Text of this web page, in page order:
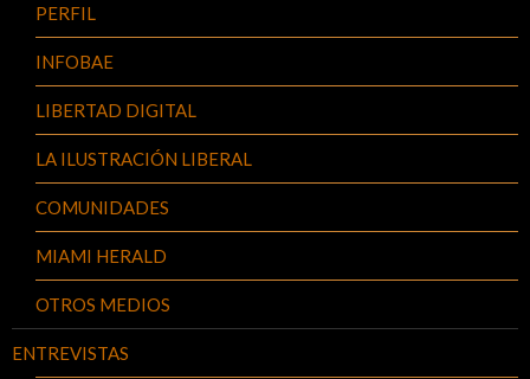
PERFIL
INFOBAE
LIBERTAD DIGITAL
LA ILUSTRACIÓN LIBERAL
COMUNIDADES
MIAMI HERALD
OTROS MEDIOS
ENTREVISTAS